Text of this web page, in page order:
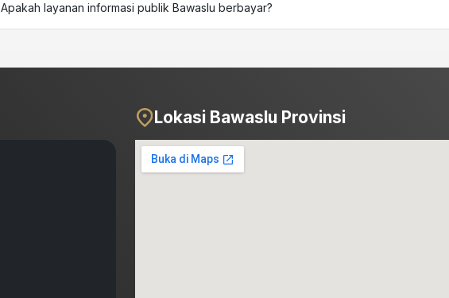
Apakah layanan informasi publik Bawaslu berbayar?
Lokasi Bawaslu Provinsi